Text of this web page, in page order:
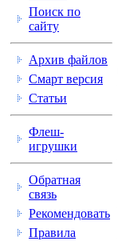
Поиск по
сайту
Архив файлов
Смарт версия
Статьи
Флеш-
игрушки
Обратная
связь
Рекомендовать
Правила